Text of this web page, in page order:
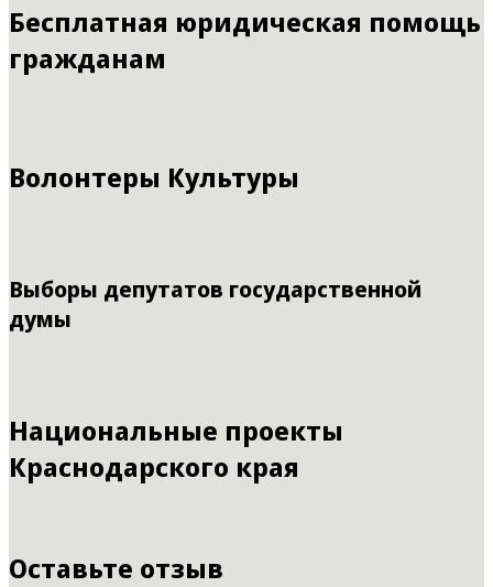
Бесплатная юридическая помощь
гражданам
Волонтеры Культуры
Выборы депутатов государственной
думы
Национальные проекты
Краснодарского края
Оставьте отзыв